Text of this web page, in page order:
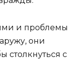
и проблемы
они
столкнуться с